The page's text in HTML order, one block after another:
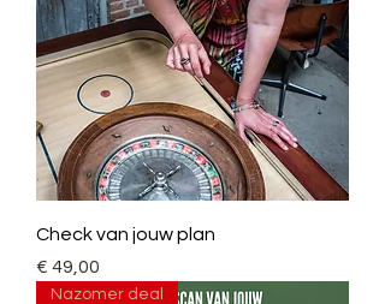
Check van jouw plan
Prijs
€ 49,00
Nazomer deal